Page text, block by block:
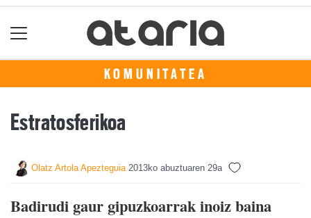
KOMUNITATEA
Estratosferikoa
Olatz Artola Apezteguia 2013ko abuztuaren 29a
Badirudi gaur gipuzkoarrak inoiz baina